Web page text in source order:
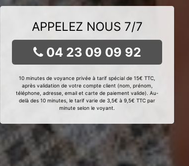
APPELEZ NOUS 7/7
04 23 09 09 92
10 minutes de voyance privée à tarif spécial de 15€ TTC,
après validation de votre compte client (nom, prénom,
téléphone, adresse, email et carte de paiement valide). Au-
delà des 10 minutes, le tarif varie de 3,5€ à 9,5€ TTC par
minute selon le voyant.